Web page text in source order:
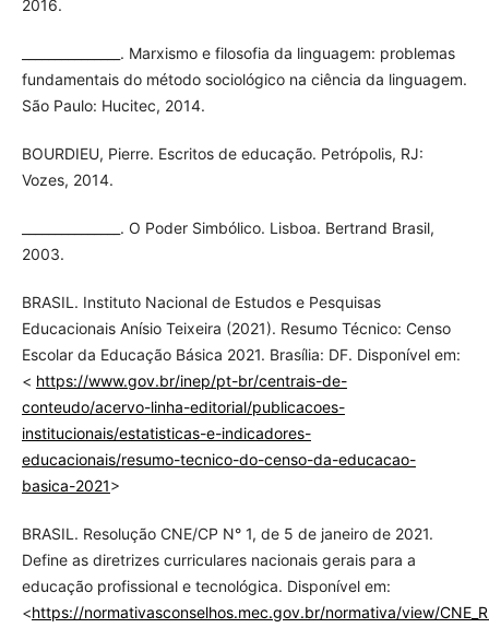
2016.
_______________. Marxismo e filosofia da linguagem: problemas
fundamentais do método sociológico na ciência da linguagem.
São Paulo: Hucitec, 2014.
BOURDIEU, Pierre. Escritos de educação. Petrópolis, RJ:
Vozes, 2014.
_______________. O Poder Simbólico. Lisboa. Bertrand Brasil,
2003.
BRASIL. Instituto Nacional de Estudos e Pesquisas
Educacionais Anísio Teixeira (2021). Resumo Técnico: Censo
Escolar da Educação Básica 2021. Brasília: DF. Disponível em:
< https://www.gov.br/inep/pt-br/centrais-de-
conteudo/acervo-linha-editorial/publicacoes-
institucionais/estatisticas-e-indicadores-
educacionais/resumo-tecnico-do-censo-da-educacao-
basica-2021>
BRASIL. Resolução CNE/CP N° 1, de 5 de janeiro de 2021.
Define as diretrizes curriculares nacionais gerais para a
educação profissional e tecnológica. Disponível em:
<https://normativasconselhos.mec.gov.br/normativa/view/